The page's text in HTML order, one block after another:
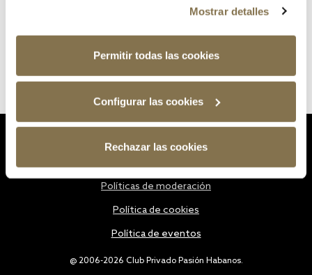
Mostrar detalles
Permitir todas las cookies
Configurar las cookies
Rechazar las cookies
@ 2006-2026 Club Privado Pasión Habanos.
Políticas de moderación
Política de cookies
Política de eventos